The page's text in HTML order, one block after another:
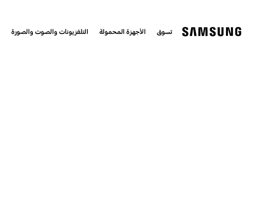
تسوق الأجهزة المحمولة التلفزيونات والصوت والصورة